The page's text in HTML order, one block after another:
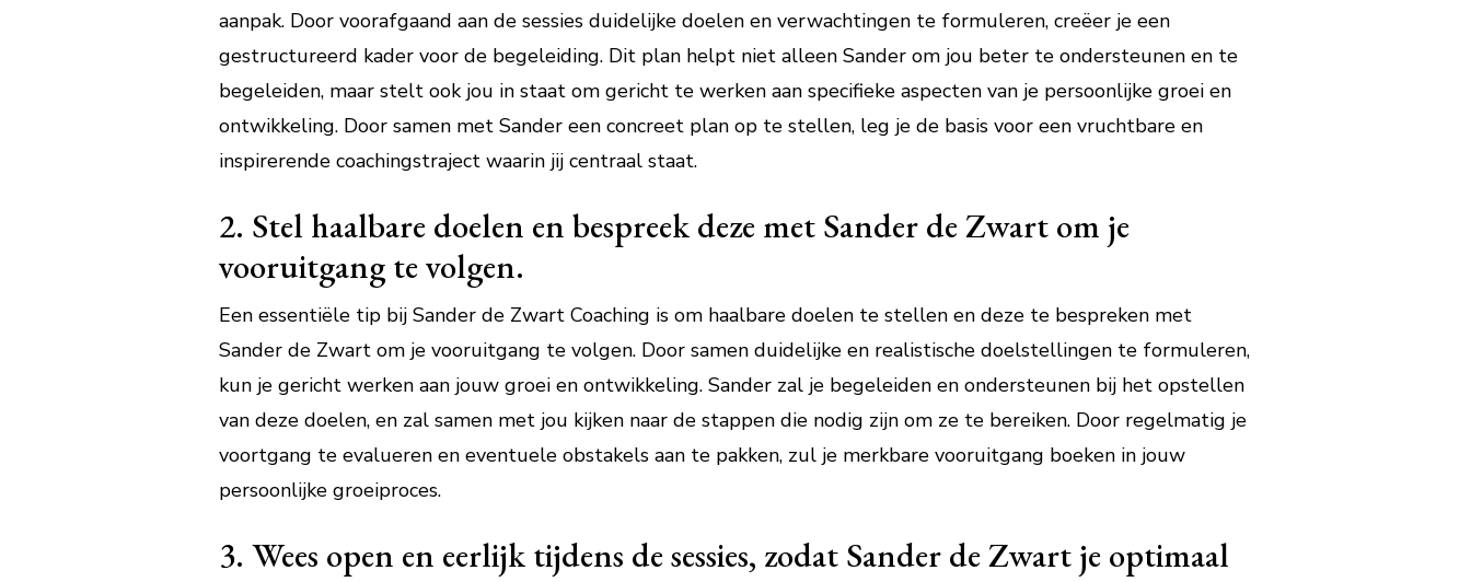
aanpak. Door voorafgaand aan de sessies duidelijke doelen en verwachtingen te formuleren, creëer je een
gestructureerd kader voor de begeleiding. Dit plan helpt niet alleen Sander om jou beter te ondersteunen en te
begeleiden, maar stelt ook jou in staat om gericht te werken aan specifieke aspecten van je persoonlijke groei en
ontwikkeling. Door samen met Sander een concreet plan op te stellen, leg je de basis voor een vruchtbare en
inspirerende coachingstraject waarin jij centraal staat.
2. Stel haalbare doelen en bespreek deze met Sander de Zwart om je
vooruitgang te volgen.
Een essentiële tip bij Sander de Zwart Coaching is om haalbare doelen te stellen en deze te bespreken met
Sander de Zwart om je vooruitgang te volgen. Door samen duidelijke en realistische doelstellingen te formuleren,
kun je gericht werken aan jouw groei en ontwikkeling. Sander zal je begeleiden en ondersteunen bij het opstellen
van deze doelen, en zal samen met jou kijken naar de stappen die nodig zijn om ze te bereiken. Door regelmatig je
voortgang te evalueren en eventuele obstakels aan te pakken, zul je merkbare vooruitgang boeken in jouw
persoonlijke groeiproces.
3. Wees open en eerlijk tijdens de sessies, zodat Sander de Zwart je optimaal